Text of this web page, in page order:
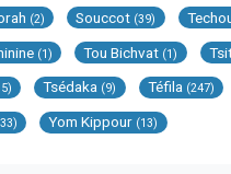
(2) Souccot (39)
(1) Tou Bichvat (1)
Tsédaka (9) Téfila (247)
Yom Kippour (13)